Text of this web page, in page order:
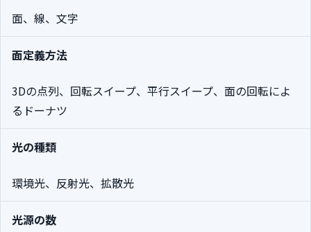
面、線、文字
面定義方法
3Dの点列、回転スイープ、平行スイープ、面の回転によ
るドーナツ
光の種類
環境光、反射光、拡散光
光源の数